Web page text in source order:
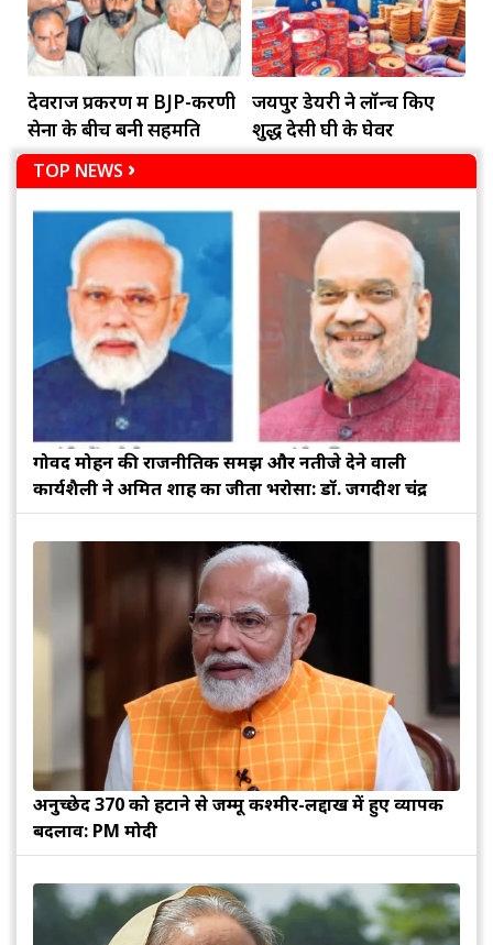
देवराज प्रकरण में BJP-करणी
सेना के बीच बनी सहमति
जयपुर डेयरी ने लॉन्च किए
शुद्ध देसी घी के घेवर
TOP NEWS
गोविंद मोहन की राजनीतिक समझ और नतीजे देने वाली
कार्यशैली ने अमित शाह का जीता भरोसा: डॉ. जगदीश चंद्र
अनुच्छेद 370 को हटाने से जम्मू कश्मीर-लद्दाख में हुए व्यापक
बदलाव: PM मोदी